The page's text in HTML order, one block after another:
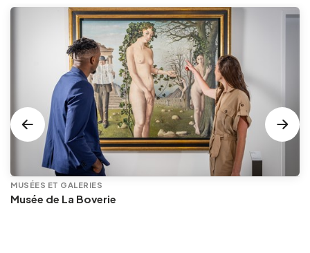
MUSÉES ET GALERIES
Musée de La Boverie